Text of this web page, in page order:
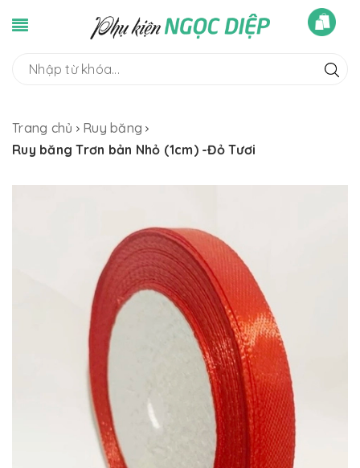
Trang chủ
Ruy băng
Ruy băng Trơn bản Nhỏ (1cm) -Đỏ Tươi